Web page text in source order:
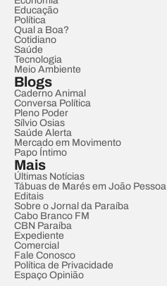
Educação
Política
Qual a Boa?
Cotidiano
Saúde
Tecnologia
Meio Ambiente
Blogs
Caderno Animal
Conversa Política
Pleno Poder
Sílvio Osias
Saúde Alerta
Mercado em Movimento
Papo Íntimo
Mais
Últimas Notícias
Tábuas de Marés em João Pessoa
Editais
Sobre o Jornal da Paraíba
Cabo Branco FM
CBN Paraíba
Expediente
Comercial
Fale Conosco
Política de Privacidade
Espaço Opinião